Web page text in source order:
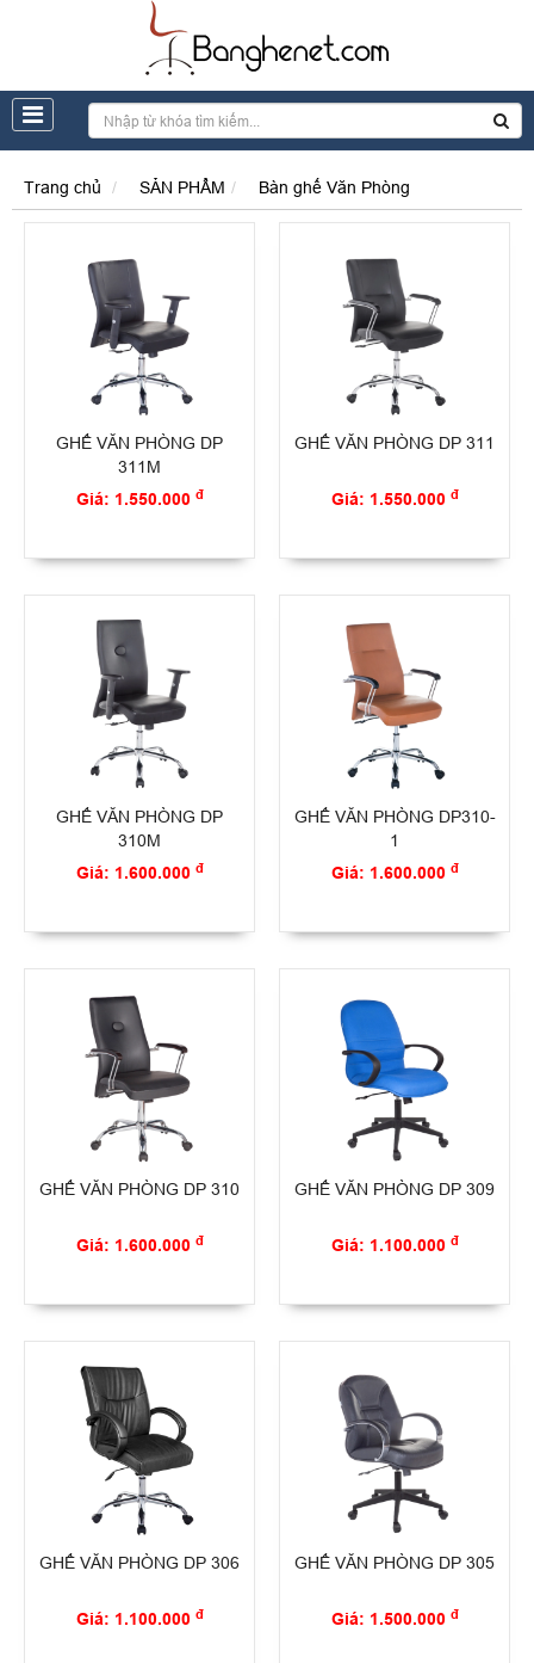
Trang chủ SẢN PHẨM Bàn ghế Văn Phòng
GHẾ VĂN PHÒNG DP
311M
Giá: 1.550.000 đ
GHẾ VĂN PHÒNG DP 311
Giá: 1.550.000 đ
GHẾ VĂN PHÒNG DP
310M
Giá: 1.600.000 đ
GHẾ VĂN PHÒNG DP310-
1
Giá: 1.600.000 đ
GHẾ VĂN PHÒNG DP 310
Giá: 1.600.000 đ
GHẾ VĂN PHÒNG DP 309
Giá: 1.100.000 đ
GHẾ VĂN PHÒNG DP 306
Giá: 1.100.000 đ
GHẾ VĂN PHÒNG DP 305
Giá: 1.500.000 đ